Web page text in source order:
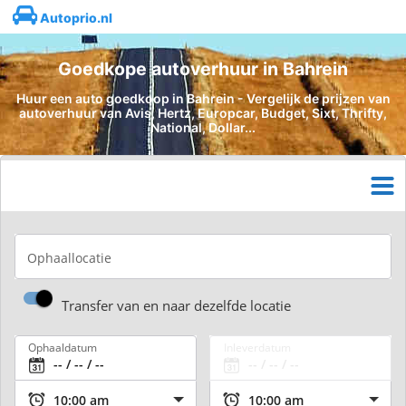
Autoprio.nl
Goedkope autoverhuur in Bahrein
Huur een auto goedkoop in Bahrein - Vergelijk de prijzen van
autoverhuur van Avis, Hertz, Europcar, Budget, Sixt, Thrifty,
National, Dollar...
Ophaallocatie
Transfer van en naar dezelfde locatie
Ophaaldatum